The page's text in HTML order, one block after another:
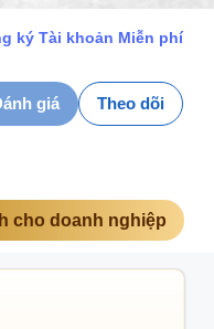
ký Tài khoản Miễn phí
giá Theo dõi
cho doanh nghiệp